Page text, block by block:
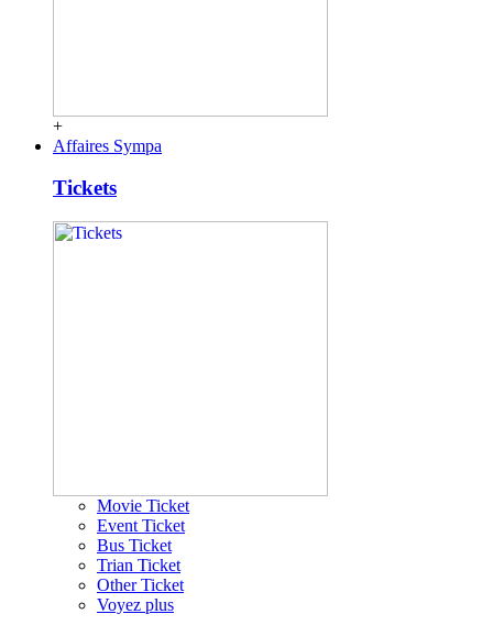
+
Affaires Sympa
Tickets
Movie Ticket
Event Ticket
Bus Ticket
Trian Ticket
Other Ticket
Voyez plus